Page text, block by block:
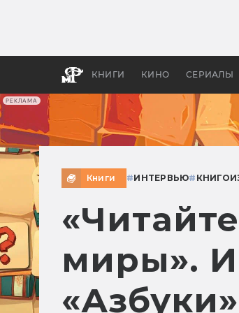
РЕКЛАМА
КНИГИ КИНО СЕРИАЛЫ
Книги #ИНТЕРВЬЮ#
миры».
«Азбуки»